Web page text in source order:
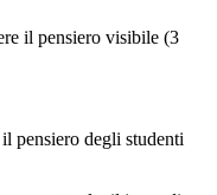
il pensiero visibile (3
pensiero degli studenti